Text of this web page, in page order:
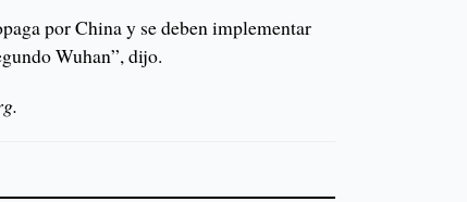
por China y se deben implementar
Wuhan”, dijo.